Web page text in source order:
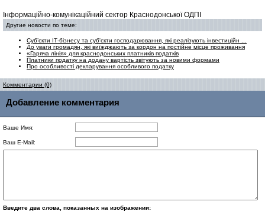
Інформаційно-комунікаційний сектор Краснодонської ОДПІ
Другие новости по теме:
Суб’єкти ІТ-бізнесу та суб'єкти господарювання, які реалізують інвестиційн ...
До уваги громадян, які виїжджають за кордон на постійне місце проживання
«Гаряча лінія» для краснодонських платників податків
Платники податку на додану вартість звітують за новими формами
Про особливості декларування особливого податку
Комментарии (0)
Добавление комментария
Ваше Имя:
Ваш E-Mail:
Введите два слова, показанных на изображении: